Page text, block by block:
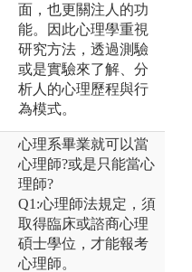
面，也更關注人的功
能。因此心理學重視
研究方法，透過測驗
或是實驗來了解、分
析人的心理歷程與行
為模式。
心理系畢業就可以當
心理師?或是只能當心
理師?
Q1:心理師法規定，須
取得臨床或諮商心理
碩士學位，才能報考
心理師。